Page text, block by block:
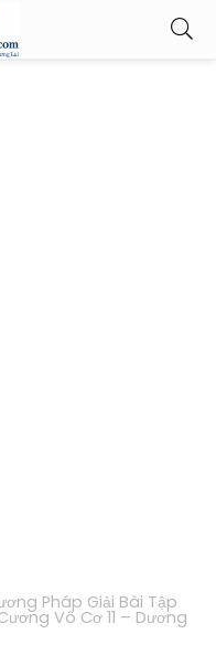
Pháp Giải Bài Tập
Vô Cơ 11 – Dương